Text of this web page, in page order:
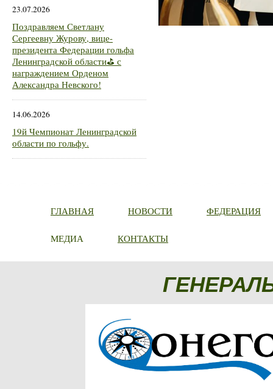
23.07.2026
Поздравляем Светлану
Сергеевну Журову, вице-
президента Федерации гольфа
Ленинградской области⛳ с
награждением Орденом
Александра Невского!
14.06.2026
19й Чемпионат Ленинградской
области по гольфу.
ГЛАВНАЯ НОВОСТИ ФЕДЕРАЦИЯ
МЕДИА КОНТАКТЫ